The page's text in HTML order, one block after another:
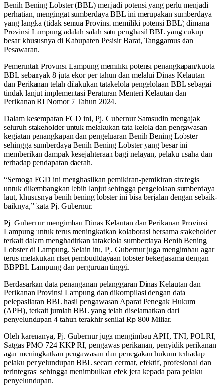
Benih Bening Lobster (BBL) menjadi potensi yang perlu menjadi
perhatian, mengingat sumberdaya BBL ini merupakan sumberdaya
yang langka (tidak semua Provinsi memiliki potensi BBL) dimana
Provinsi Lampung adalah salah satu penghasil BBL yang cukup
besar khususnya di Kabupaten Pesisir Barat, Tanggamus dan
Pesawaran.
Pemerintah Provinsi Lampung memiliki potensi penangkapan/kuota
BBL sebanyak 8 juta ekor per tahun dan melalui Dinas Kelautan
dan Perikanan telah dilakukan tatakelola pengelolaan BBL sebagai
tindak lanjut implementasi Peraturan Menteri Kelautan dan
Perikanan RI Nomor 7 Tahun 2024.
Dalam kesempatan FGD ini, Pj. Gubernur Samsudin mengajak
seluruh stakeholder untuk melakukan tata kelola dan pengawasan
kegiatan penangkapan dan pengeluaran Benih Bening Lobster
sehingga sumberdaya Benih Bening Lobster yang besar ini
memberikan dampak kesejahteraan bagi nelayan, pelaku usaha dan
terhadap pendapatan daerah.
“Semoga FGD ini menghasilkan pemikiran-pemikiran strategis
untuk dikembangkan lebih lanjut sehingga pengelolaan sumberdaya
laut, khususnya benih bening lobster ini bisa berjalan dengan sebaik-
baiknya,” kata Pj. Gubernur.
Pj. Gubernur mengimbau Dinas Kelautan dan Perikanan Provinsi
Lampung untuk terus meningkatkan kolaborasi bersama stakeholder
terkait dalam menghadirkan tatakelola sumberdaya Benih Bening
Lobster di Lampung. Selain itu, Pj. Gubernur juga mengimbau agar
terus melakukan riset pembudidayaan lobster bekerjasama dengan
BBPBL Lampung dan perguruan tinggi.
Berdasarkan data penanganan pelanggaran Dinas Kelautan dan
Perikanan Provinsi Lampung dan dikompilasi dengan data
pelepasliaran BBL hasil pengawasan Aparat Penegak Hukum
(APH), terkait jumlah BBL yang telah diselamatkan dari
penyelundupan 4 tahun terakhir senilai Rp 800 Miliar.
Oleh karenanya, Pj. Gubernur juga mengimbau APH, TNI, POLRI,
Satgas PMO 724 KKP RI, pengawas perikanan, penyidik perikanan
agar meningkatkan pengawasan dan penegakan hukum terhadap
pelaku penyelundupan BBL secara cermat, efektif, profesional dan
terintegrasi sehingga menimbulkan efek jera kepada para pelaku
penyelundupan.